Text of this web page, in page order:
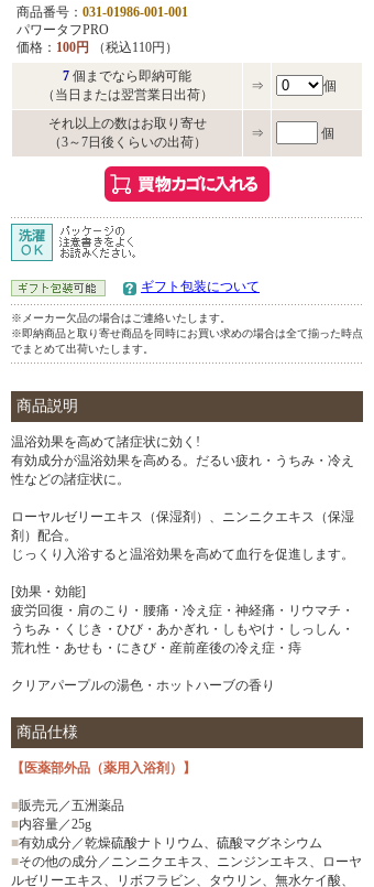
商品番号： 031-01986-001-001
パワータフPRO
価格： 100円
（税込110円）
7 個までなら即納可能
（当日または翌営業日出荷）
⇒ 個
それ以上の数はお取り寄せ
（3～7日後くらいの出荷）
⇒ 個
ギフト包装について
※メーカー欠品の場合はご連絡いたします。
※即納商品と取り寄せ商品を同時にお買い求めの場合は全て揃った時点
でまとめて出荷いたします。
商品説明
温浴効果を高めて諸症状に効く!
有効成分が温浴効果を高める。だるい疲れ・うちみ・冷え
性などの諸症状に。
ローヤルゼリーエキス（保湿剤）、ニンニクエキス（保湿
剤）配合。
じっくり入浴すると温浴効果を高めて血行を促進します。
[効果・効能]
疲労回復・肩のこり・腰痛・冷え症・神経痛・リウマチ・
うちみ・くじき・ひび・あかぎれ・しもやけ・しっしん・
荒れ性・あせも・にきび・産前産後の冷え症・痔
クリアパープルの湯色・ホットハーブの香り
商品仕様
【医薬部外品（薬用入浴剤）】
■販売元／五洲薬品
■内容量／25g
■有効成分／乾燥硫酸ナトリウム、硫酸マグネシウム
■その他の成分／ニンニクエキス、ニンジンエキス、ローヤ
ルゼリーエキス、リボフラビン、タウリン、無水ケイ酸、